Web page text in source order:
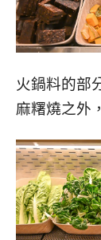
火鍋料的部
麻糬燒之外